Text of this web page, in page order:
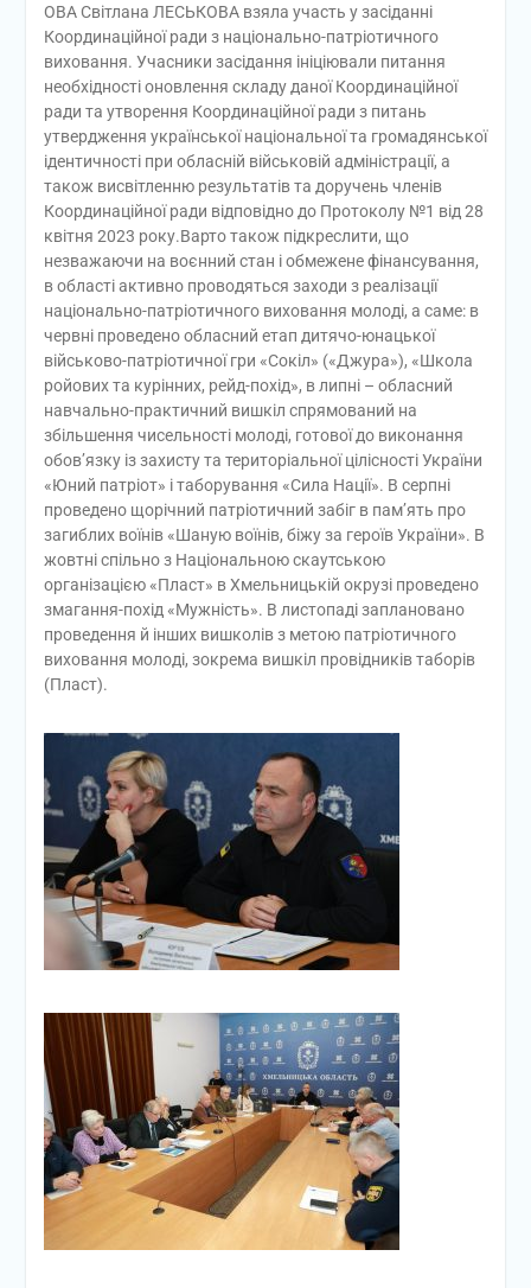
ОВА Світлана ЛЕСЬКОВА взяла участь у засіданні
Координаційної ради з національно-патріотичного
виховання. Учасники засідання ініціювали питання
необхідності оновлення складу даної Координаційної
ради та утворення Координаційної ради з питань
утвердження української національної та громадянської
ідентичності при обласній військовій адміністрації, а
також висвітленню результатів та доручень членів
Координаційної ради відповідно до Протоколу №1 від 28
квітня 2023 року.Варто також підкреслити, що
незважаючи на воєнний стан і обмежене фінансування,
в області активно проводяться заходи з реалізації
національно-патріотичного виховання молоді, а саме: в
червні проведено обласний етап дитячо-юнацької
військово-патріотичної гри «Сокіл» («Джура»), «Школа
ройових та курінних, рейд-похід», в липні – обласний
навчально-практичний вишкіл спрямований на
збільшення чисельності молоді, готової до виконання
обов’язку із захисту та територіальної цілісності України
«Юний патріот» і таборування «Сила Нації». В серпні
проведено щорічний патріотичний забіг в пам’ять про
загиблих воїнів «Шаную воїнів, біжу за героїв України». В
жовтні спільно з Національною скаутською
організацією «Пласт» в Хмельницькій окрузі проведено
змагання-похід «Мужність». В листопаді заплановано
проведення й інших вишколів з метою патріотичного
виховання молоді, зокрема вишкіл провідників таборів
(Пласт).